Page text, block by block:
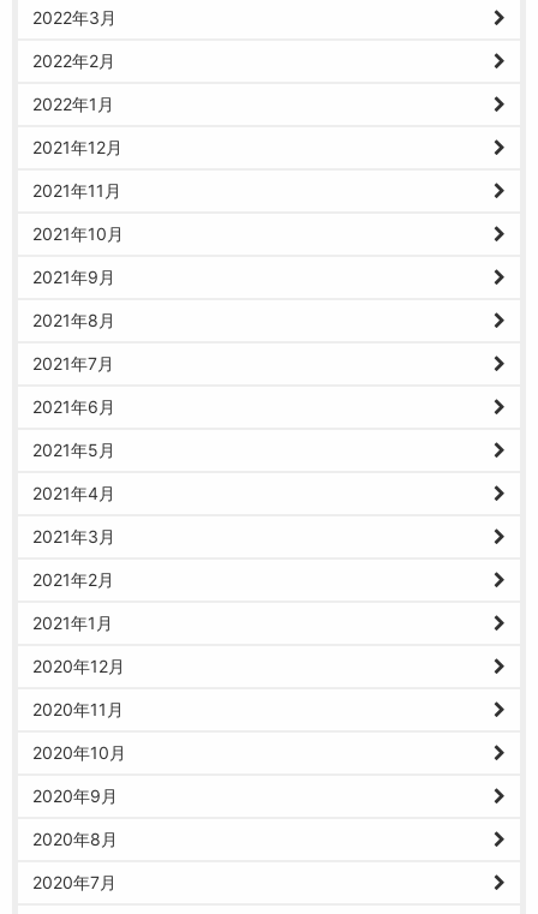
2022年3月
2022年2月
2022年1月
2021年12月
2021年11月
2021年10月
2021年9月
2021年8月
2021年7月
2021年6月
2021年5月
2021年4月
2021年3月
2021年2月
2021年1月
2020年12月
2020年11月
2020年10月
2020年9月
2020年8月
2020年7月